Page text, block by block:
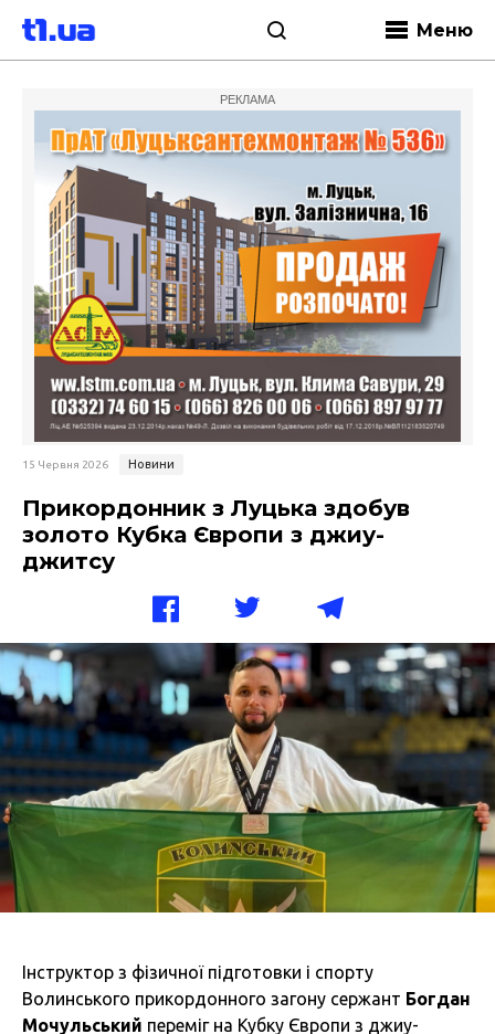
Меню
РЕКЛАМА
15 Червня 2026 Новини
Прикордонник з Луцька здобув
золото Кубка Європи з джиу-
джитсу
Інструктор з фізичної підготовки і спорту
Волинського прикордонного загону сержант Богдан
Мочульський переміг на Кубку Європи з джиу-